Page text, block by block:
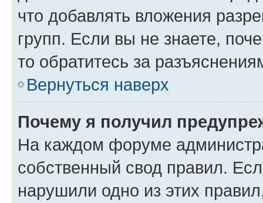
что добавлять вложения
групп. Если вы не знаете,
то обратитесь за
Вернуться наверх
Почему я получил
На каждом форуме
собственный свод правил.
нарушили одно из этих